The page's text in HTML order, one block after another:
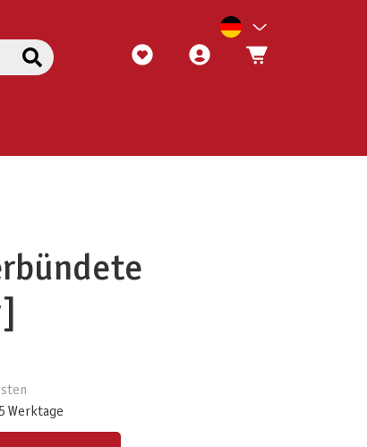
Werktage